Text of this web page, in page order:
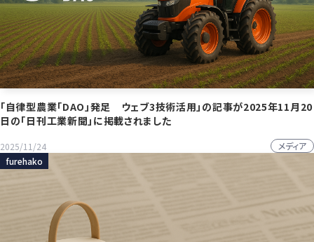
「自律型農業「DAO」発足 ウェブ3技術活用」の記事が2025年11月20
日の「日刊工業新聞」に掲載されました
2025/11/24
メディア
furehako